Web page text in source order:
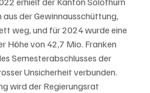
der Gewinnausschüttung,
weg, und für 2024 wurde eine
Höhe von 42,7 Mio. Franken
Semesterabschlusses der
Unsicherheit verbunden.
wird der Regierungsrat